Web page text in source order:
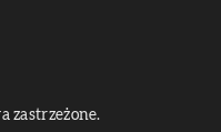
zastrzeżone.